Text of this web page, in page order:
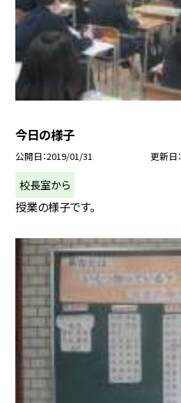
今日の様子
公開日 2019/01/31 更新日
校長室から
授業の様子です。